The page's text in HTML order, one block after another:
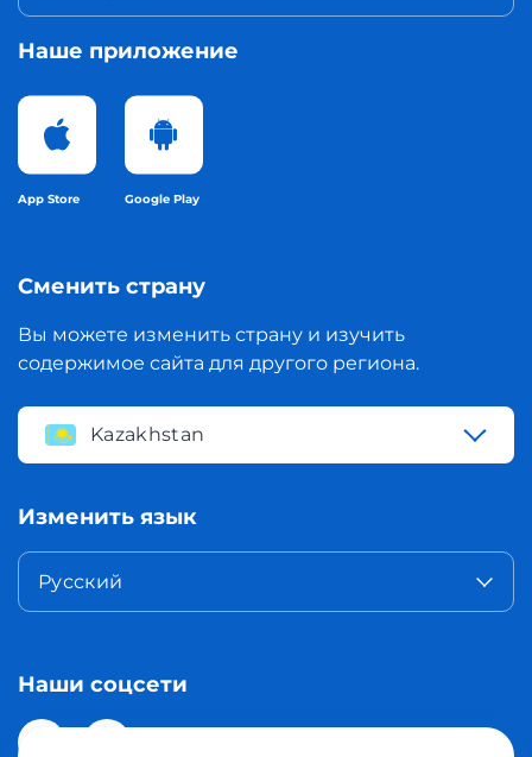
Наше приложение
App Store Google Play
Сменить страну
Вы можете изменить страну и изучить
содержимое сайта для другого региона.
Kazakhstan
Изменить язык
Русский
Наши соцсети